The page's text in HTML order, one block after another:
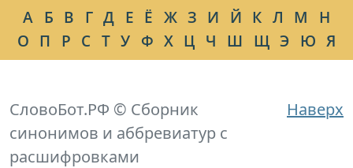
А Б В Г Д Е Ё Ж З И Й К Л М
Н
О П Р С Т У Ф Х Ц Ч Ш Щ Э Ю Я
Наверх
СловоБот.РФ © Сборник
синонимов и аббревиатур с
расшифровками